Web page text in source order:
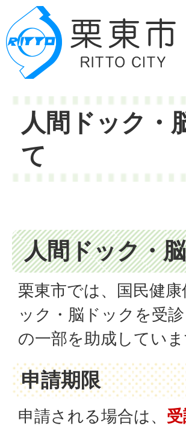
人間ドック・
て
人間ドック・
栗東市では、国民健
ック・脳ドックを受
の一部を助成していま
申請期限
申請される場合は、